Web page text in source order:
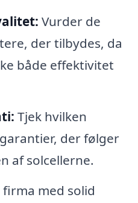
Vurder de
der tilbydes, da
både effektivitet
Tjek hvilken
der følger
af solcellerne.
med solid